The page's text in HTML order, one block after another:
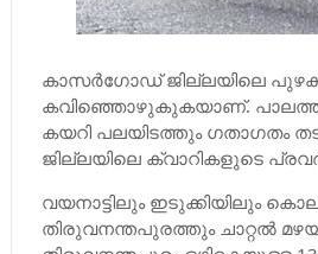
കാസര്‍ഗോഡ് ജില്ലയിലെ
കവിഞ്ഞൊഴുകുകയാണ്.
കയറി പലയിടത്തും ഗതാഗതം
ജില്ലയിലെ ക്വാറികളുടെ
വയനാട്ടിലും ഇടുക്കിയിലും
തിരുവനന്തപുരത്തും ചാറ്റല്‍